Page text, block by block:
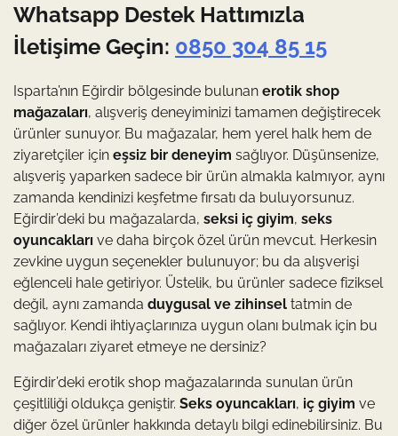
Whatsapp Destek Hattımızla
İletişime Geçin: 0850 304 85 15
Isparta’nın Eğirdir bölgesinde bulunan erotik shop
mağazaları, alışveriş deneyiminizi tamamen değiştirecek
ürünler sunuyor. Bu mağazalar, hem yerel halk hem de
ziyaretçiler için eşsiz bir deneyim sağlıyor. Düşünsenize,
alışveriş yaparken sadece bir ürün almakla kalmıyor, aynı
zamanda kendinizi keşfetme fırsatı da buluyorsunuz.
Eğirdir’deki bu mağazalarda, seksi iç giyim, seks
oyuncakları ve daha birçok özel ürün mevcut. Herkesin
zevkine uygun seçenekler bulunuyor; bu da alışverişi
eğlenceli hale getiriyor. Üstelik, bu ürünler sadece fiziksel
değil, aynı zamanda duygusal ve zihinsel tatmin de
sağlıyor. Kendi ihtiyaçlarınıza uygun olanı bulmak için bu
mağazaları ziyaret etmeye ne dersiniz?
Eğirdir’deki erotik shop mağazalarında sunulan ürün
çeşitliliği oldukça geniştir. Seks oyuncakları, iç giyim ve
diğer özel ürünler hakkında detaylı bilgi edinebilirsiniz. Bu